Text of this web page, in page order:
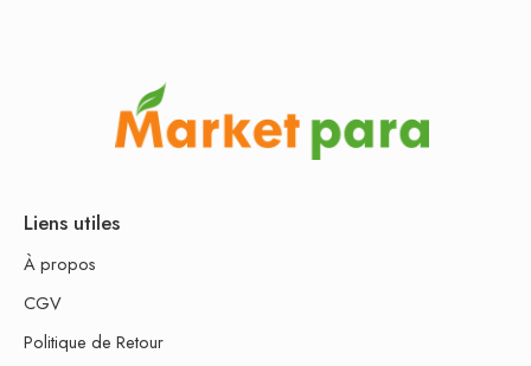
Liens utiles
À propos
CGV
Politique de Retour